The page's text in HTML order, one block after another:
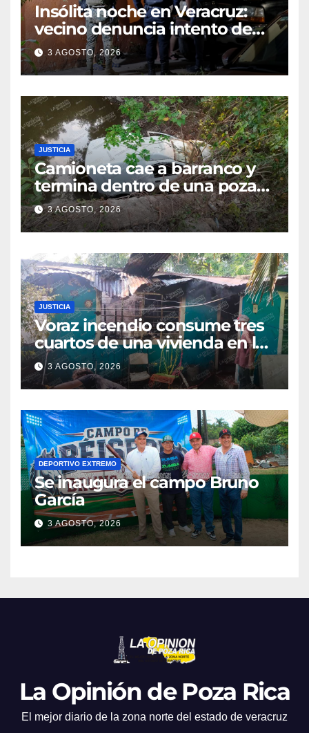
Insólita noche en Veracruz:
vecino denuncia intento de
cateo tras viralizar video
captado por cámaras de
seguridad
3 AGOSTO, 2026
JUSTICIA
Camioneta cae a barranco y
termina dentro de una poza
en Coatzintla; conductor sale
con golpes leves
3 AGOSTO, 2026
JUSTICIA
Voraz incendio consume tres
cuartos de una vivienda en la
colonia Manuel Ávila
Camacho
3 AGOSTO, 2026
DEPORTIVO EXTREMO
Se inaugura el campo Bruno
García
3 AGOSTO, 2026
La Opinión de Poza Rica
El mejor diario de la zona norte del estado de veracruz